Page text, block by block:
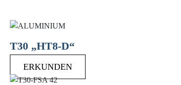
T30 „HT8-D“
ERKUNDEN